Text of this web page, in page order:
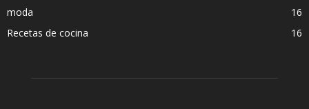
moda
16
Recetas de cocina
16